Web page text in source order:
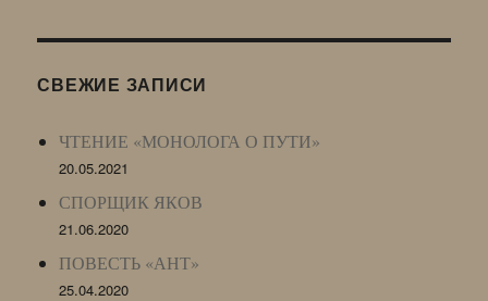
LJ
СВЕЖИЕ ЗАПИСИ
ЧТЕНИЕ «МОНОЛОГА О ПУТИ»
20.05.2021
СПОРЩИК ЯКОВ
21.06.2020
ПОВЕСТЬ «АНТ»
25.04.2020